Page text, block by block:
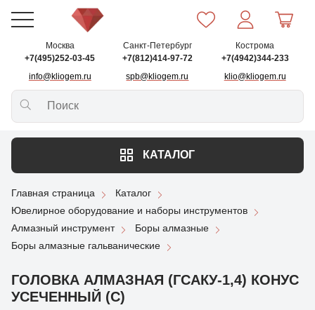
Москва
+7(495)252-03-45
info@kliogem.ru
Санкт-Петербург
+7(812)414-97-72
spb@kliogem.ru
Кострома
+7(4942)344-233
klio@kliogem.ru
КАТАЛОГ
Главная страница
Каталог
Ювелирное оборудование и наборы инструментов
Алмазный инструмент
Боры алмазные
Боры алмазные гальванические
ГОЛОВКА АЛМАЗНАЯ (ГСАКУ-1,4) КОНУС
УСЕЧЕННЫЙ (С)